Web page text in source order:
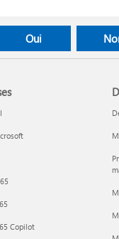
Oui
Copilot